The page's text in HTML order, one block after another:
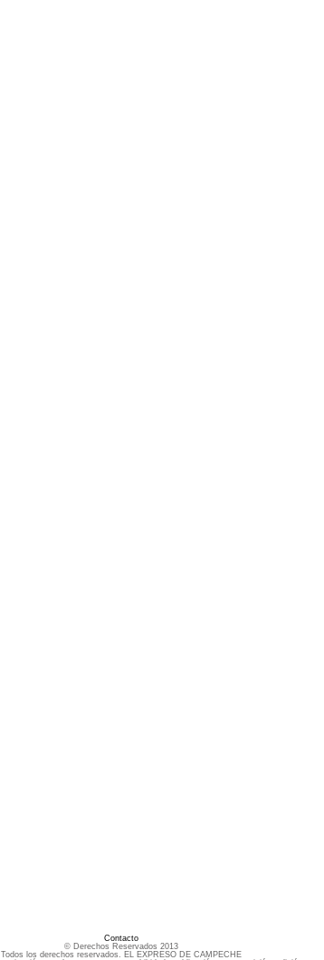
Contacto
© Derechos Reservados 2013
Todos los derechos reservados. EL EXPRESO DE CAMPECHE